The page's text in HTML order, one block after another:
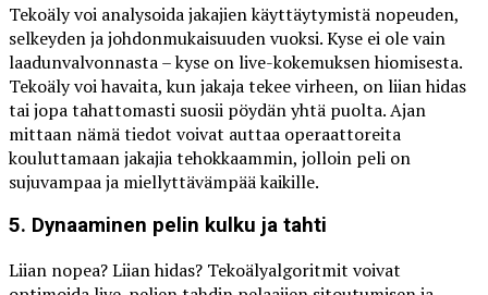
Tekoäly voi analysoida jakajien käyttäytymistä nopeuden,
selkeyden ja johdonmukaisuuden vuoksi. Kyse ei ole vain
laadunvalvonnasta – kyse on live-kokemuksen hiomisesta.
Tekoäly voi havaita, kun jakaja tekee virheen, on liian hidas
tai jopa tahattomasti suosii pöydän yhtä puolta. Ajan
mittaan nämä tiedot voivat auttaa operaattoreita
kouluttamaan jakajia tehokkaammin, jolloin peli on
sujuvampaa ja miellyttävämpää kaikille.
5. Dynaaminen pelin kulku ja tahti
Liian nopea? Liian hidas? Tekoälyalgoritmit voivat